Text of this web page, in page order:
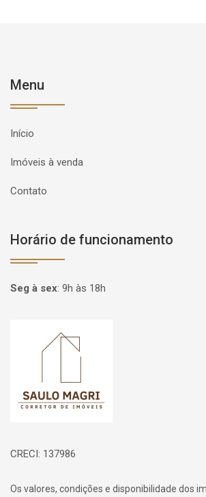
Menu
Início
Imóveis à venda
Contato
Horário de funcionamento
Seg à sex: 9h às 18h
Página inicial
CRECI: 137986
Os valores, condições e disponibilidade dos